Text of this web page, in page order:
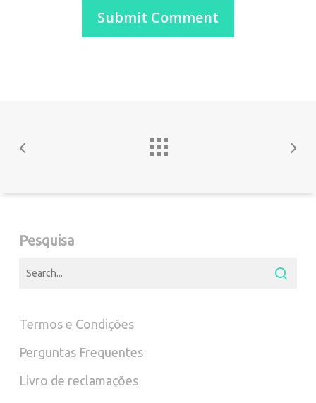
Pesquisa
Termos e Condições
Perguntas Frequentes
Livro de reclamações